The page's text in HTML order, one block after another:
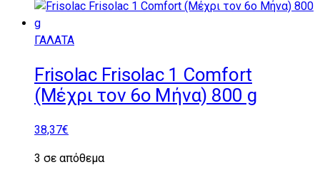
ΓΑΛΑΤΑ
Frisolac Frisolac 1 Comfort
(Μέχρι τον 6ο Μήνα) 800 g
38,37€
3 σε απόθεμα